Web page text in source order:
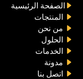
الصفحة الرئيسية
المنتجات
من نحن
الحلول
الخدمات
مدونة
اتصل بنا